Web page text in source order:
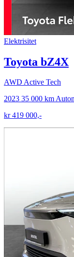
Elektrisitet
Toyota bZ4X
AWD Active Tech
2023 35 000 km
kr 419 000,-